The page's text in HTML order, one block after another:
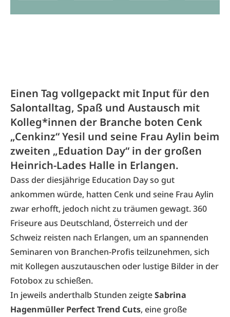
Einen Tag vollgepackt mit Input für den
Salontalltag, Spaß und Austausch mit
Kolleg*innen der Branche boten Cenk
„Cenkinz“ Yesil und seine Frau Aylin beim
zweiten „Eduation Day“ in der großen
Heinrich-Lades Halle in Erlangen.
Dass der diesjährige Education Day so gut
ankommen würde, hatten Cenk und seine Frau Aylin
zwar erhofft, jedoch nicht zu träumen gewagt. 360
Friseure aus Deutschland, Österreich und der
Schweiz reisten nach Erlangen, um an spannenden
Seminaren von Branchen-Profis teilzunehmen, sich
mit Kollegen auszutauschen oder lustige Bilder in der
Fotobox zu schießen.
In jeweils anderthalb Stunden zeigteSabrina
Hagenmüller Perfect Trend Cuts, eine große